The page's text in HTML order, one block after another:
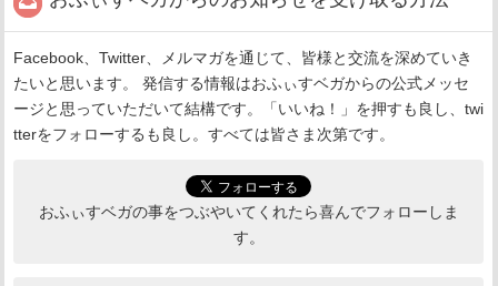
Facebook、Twitter、メルマガを通じて、皆様と交流を深めていき
たいと思います。 発信する情報はおふぃすベガからの公式メッセ
ージと思っていただいて結構です。「いいね！」を押すも良し、twi
tterをフォローするも良し。すべては皆さま次第です。
おふぃすベガの事をつぶやいてくれたら喜んでフォローしま
す。